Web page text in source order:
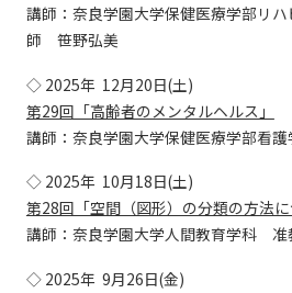
講師：奈良学園大学保健医療学部リ
師 笹野弘美
◇ 2025年 12月20日(土)
第29回「高齢者のメンタルヘルス」
講師：奈良学園大学保健医療学部
◇ 2025年 10月18日(土)
第28回「空間（図形）の分類の方法に
講師：奈良学園大学人間教育学科
◇ 2025年 9月26日(金)